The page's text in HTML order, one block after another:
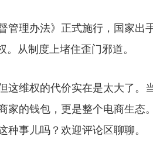
理办法》正式施行，国家出
从制度上堵住歪门邪道。
维权的代价实在是太大了。
的钱包，更是整个电商生态
事儿吗？欢迎评论区聊聊。